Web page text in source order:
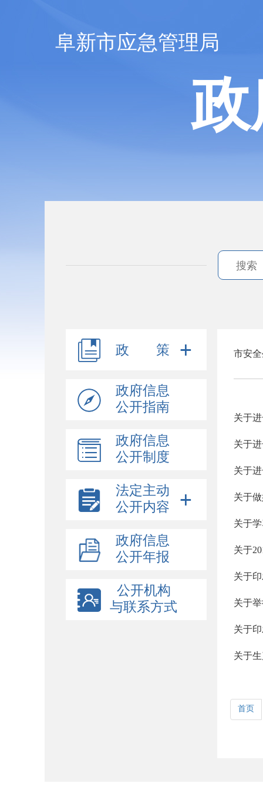
阜新市应急管理局
政 策
政府信息
公开指南
政府信息
公开制度
法定主动
公开内容
政府信息
公开年报
公开机构
与联系方式
市安
关于
关于
关于
关于
关于
关于
关于
关于
关于
关于
首页